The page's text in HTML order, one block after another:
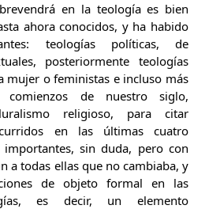
en la teología es bien
ahora conocidos, y ha habido
teologías políticas, de
posteriormente teologías
mujer o feministas e incluso más
comienzos de nuestro siglo,
religioso, para citar
en las últimas cuatro
importantes, sin duda, pero con
a todas ellas que no cambiaba, y
de objeto formal en las
es decir, un elemento